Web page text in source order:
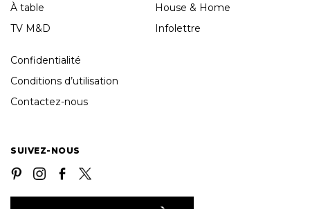
À table
TV M&D
House & Home
Infolettre
Confidentialité
Conditions d’utilisation
Contactez-nous
SUIVEZ-NOUS